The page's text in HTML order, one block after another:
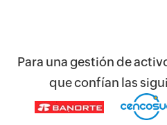
Para una gestión de
que confían las